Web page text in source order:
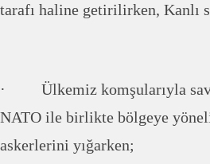
tarafı haline getirilirken, Kanlı
· Ülkemiz komşularıyla
NATO ile birlikte bölgeye
askerlerini yığarken;